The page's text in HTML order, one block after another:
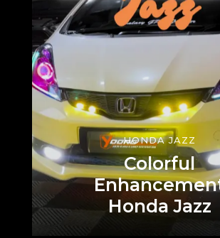
HONDA JAZZ
Colorful
Honda Jazz